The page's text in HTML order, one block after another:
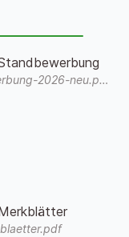
Pferde-und-Hobbytiermarkt-Standbewerbung-2026-neu.pdf